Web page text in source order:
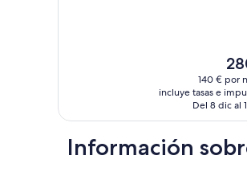
El
es
de
140 € por
incluye tasas e
Del 8 dic al
Información